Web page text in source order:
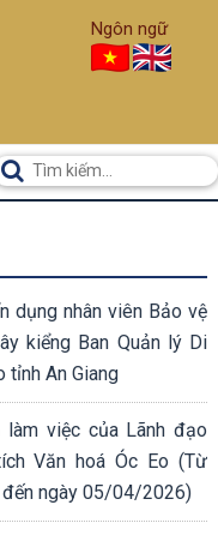
Ngôn ngữ
Thê
dụng nhân viên Bảo vệ
kiểng Ban Quản lý Di
tỉnh An Giang
làm việc của Lãnh đạo
Văn hoá Óc Eo (Từ
ngày 05/04/2026)